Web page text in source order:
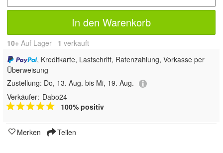
In den Warenkorb
10+ Auf Lager 1 verkauft
, Kreditkarte, Lastschrift, Ratenzahlung, Vorkasse per
Überweisung
Zustellung: Do, 13. Aug. bis Mi, 19. Aug.
Verkäufer: Dabo24
100% positiv
Merken Teilen